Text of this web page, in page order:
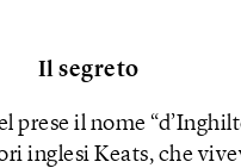
Il segreto
prese il nome
inglesi Keats, che